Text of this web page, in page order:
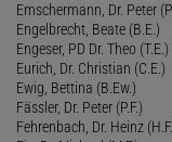
Emschermann, Dr. Peter
Engelbrecht, Beate (B.E.)
Engeser, PD Dr. Theo (T.E.)
Eurich, Dr. Christian (C.E.)
Ewig, Bettina (B.Ew.)
Fässler, Dr. Peter (P.F.)
Fehrenbach, Dr. Heinz